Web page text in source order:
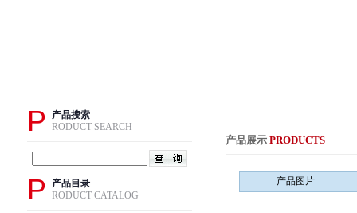
P
产品搜索
RODUCT SEARCH
P
产品目录
RODUCT CATALOG
产品展示 PRODUCTS
产品图片